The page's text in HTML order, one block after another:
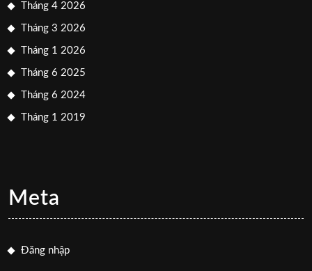
Tháng 4 2026
Tháng 3 2026
Tháng 1 2026
Tháng 6 2025
Tháng 6 2024
Tháng 1 2019
Meta
Đăng nhập